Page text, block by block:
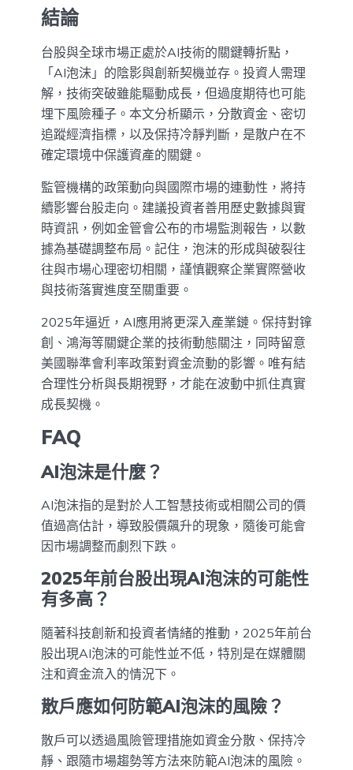
結論
台股與全球市場正處於AI技術的關鍵轉折點，
「AI泡沫」的陰影與創新契機並存。投資人需理
解，技術突破雖能驅動成長，但過度期待也可能
埋下風險種子。本文分析顯示，分散資金、密切
追蹤經濟指標，以及保持冷靜判斷，是散户在不
確定環境中保護資產的關鍵。
監管機構的政策動向與國際市場的連動性，將持
續影響台股走向。建議投資者善用歷史數據與實
時資訊，例如金管會公布的市場監測報告，以數
據為基礎調整布局。記住，泡沫的形成與破裂往
往與市場心理密切相關，謹慎觀察企業實際營收
與技術落實進度至關重要。
2025年逼近，AI應用將更深入產業鏈。保持對镎
創、鴻海等關鍵企業的技術動態關注，同時留意
美國聯準會利率政策對資金流動的影響。唯有結
合理性分析與長期視野，才能在波動中抓住真實
成長契機。
FAQ
AI泡沫是什麼？
AI泡沫指的是對於人工智慧技術或相關公司的價
值過高估計，導致股價飆升的現象，隨後可能會
因市場調整而劇烈下跌。
2025年前台股出現AI泡沫的可能性
有多高？
隨著科技創新和投資者情緒的推動，2025年前台
股出現AI泡沫的可能性並不低，特別是在媒體關
注和資金流入的情況下。
散戶應如何防範AI泡沫的風險？
散戶可以透過風險管理措施如資金分散、保持冷
靜、跟隨市場趨勢等方法來防範AI泡沫的風險。